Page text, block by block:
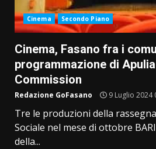
Cinema Secondo Piano
Cinema, Fasano fra i
programmazione di
Commission
Redazione GoFasano 9 Luglio 2024
Tre le produzioni della
Sociale nel mese di ottobre
della...